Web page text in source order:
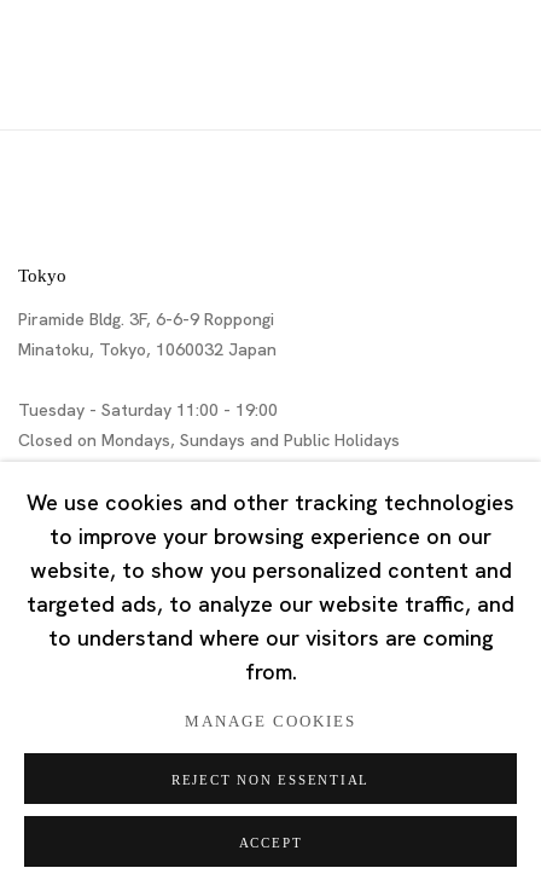
Tokyo
Piramide Bldg. 3F, 6-6-9 Roppongi
Minatoku, Tokyo, 1060032 Japan
Tuesday - Saturday 11:00 - 19:00
Closed on Mondays, Sundays and Public Holidays
Shanghai
Unit QL106, 1st Floor, No. 78, Huqiu Road, Rockbund,
Huangpu District,
Shanghai, China 200002
Closed on Mondays, Sundays and Public Holidays
Singapore
We use cookies and other tracking technologies
to improve your browsing experience on our
website, to show you personalized content and
targeted ads, to analyze our website traffic, and
to understand where our visitors are coming
from.
MANAGE COOKIES
REJECT NON ESSENTIAL
ACCEPT